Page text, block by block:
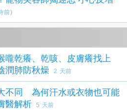
前)
嚨乾癢、乾咳、皮膚癢找上
潤肺防秋燥
2 天前
不同 為何汗水或衣物也可能
醫解析
5 天前